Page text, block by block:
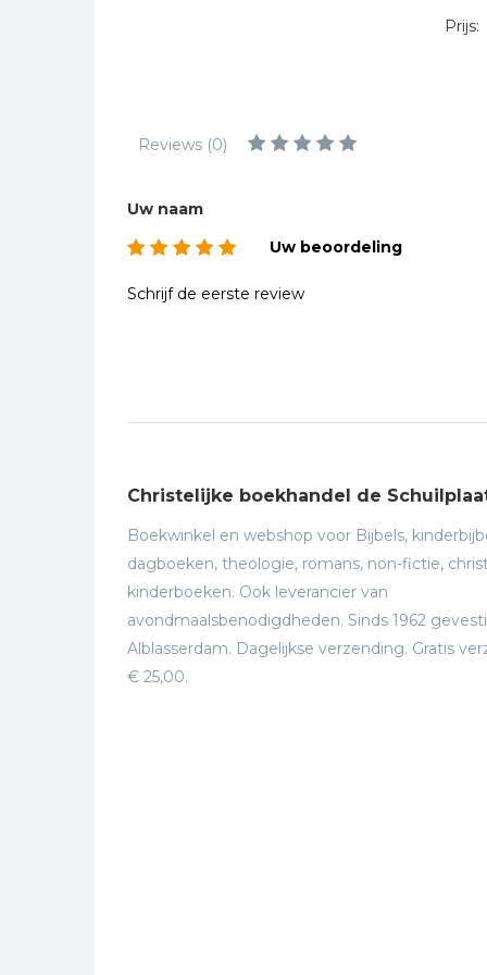
Leiderschap
Regio | Alblasserwaard
Romans
gidsen
Prijs:
Reviews (0)
Uw naam
Uw beoordeling
Schrijf de eerste review
Christelijke boekhandel de
Boekwinkel en webshop voor Bijbels,
dagboeken, theologie, romans, non-fictie,
kinderboeken. Ook leverancier van
avondmaalsbenodigdheden. Sinds 1962
Alblasserdam. Dagelijkse verzending. Gratis
€ 25,00.